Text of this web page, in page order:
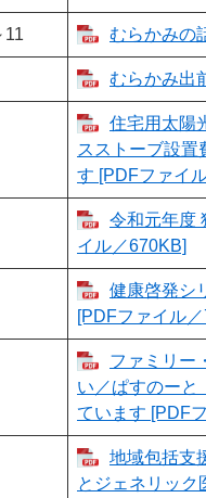
11 むらかみの
むらかみ出
住宅用太陽
スストーブ設置
す [PDFファイ
令和元年度
イル／670KB]
健康啓発シ
[PDFファイル
ファミリー
い／ぱすのーと
ています [PDF
地域包括支
とジェネリック